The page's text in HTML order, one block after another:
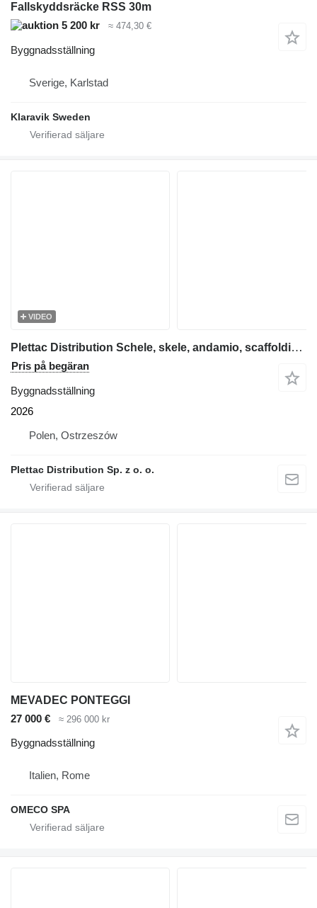
Fallskyddsräcke RSS 30m
5 200 kr
≈ 474,30 €
Byggnadsställning
Sverige, Karlstad
Klaravik Sweden
VIDEO
Plettac Distribution Schele, skele, andamio, scaffolding, pastoliai, tellingud, modul
Pris på begäran
Byggnadsställning
2026
Polen, Ostrzeszów
Plettac Distribution Sp. z o. o.
MEVADEC PONTEGGI
27 000 €
≈ 296 000 kr
Byggnadsställning
Italien, Rome
OMECO SPA